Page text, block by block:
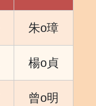
朱o璋
楊o貞
曾o明